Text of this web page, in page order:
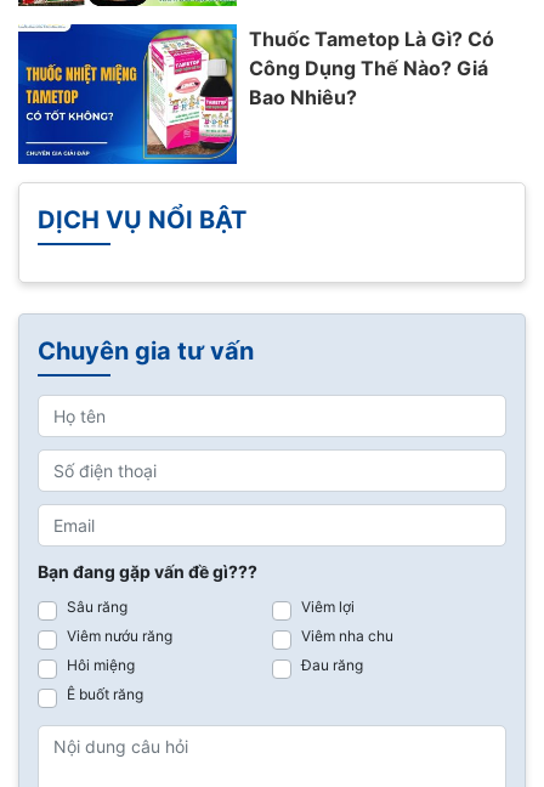
Thuốc Tametop Là Gì? Có
Công Dụng Thế Nào? Giá
Bao Nhiêu?
DỊCH VỤ NỔI BẬT
Chuyên gia tư vấn
Bạn đang gặp vấn đề gì???
Sâu răng
Viêm lợi
Viêm nướu răng
Viêm nha chu
Hôi miệng
Đau răng
Ê buốt răng